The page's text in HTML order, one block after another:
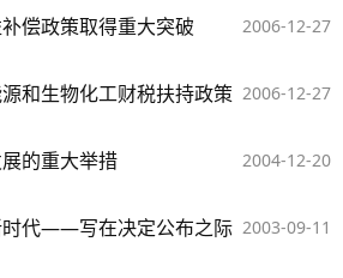
2006-12-27
偿政策取得重大突破
2006-12-27
和生物化工财税扶持政策
2004-12-20
的重大举措
2003-09-11
时代——写在决定公布之际